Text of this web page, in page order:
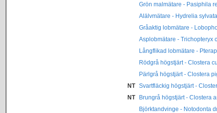
Grön malmätare - Pasiphila
Alälvmätare - Hydrelia sylvata
Gråaktig lobmätare -
Asplobmätare - Trichopteryx
Långflikad lobmätare -
Rödgrå högstjärt - Clostera
Pärlgrå högstjärt - Clostera
NT
Svartfläckig högstjärt -
NT
Brungrå högstjärt - Clostera
Björktandvinge - Notodonta